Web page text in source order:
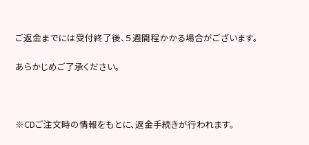
ご返金までには受付終了後、５週間程かかる場合がございます。
あらかじめご了承ください。
※CDご注文時の情報をもとに、返金手続きが行われます。